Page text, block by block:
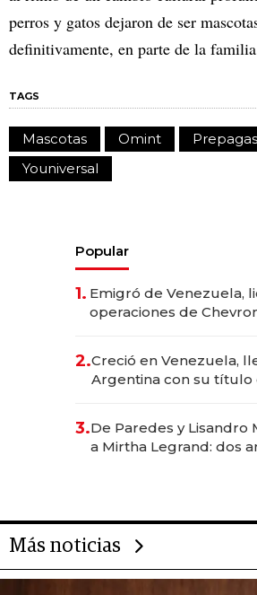
perros y gatos dejaron de ser
definitivamente, en parte de la
TAGS
Mascotas Omint Prepagas
Youniversal
Popular
1. Emigró de Venezuela,
operaciones de
2.Creció en Venezuela,
Argentina con su título
las marcas "fast
3.De Paredes y Lisandro
a Mirtha Legrand: dos
Más noticias